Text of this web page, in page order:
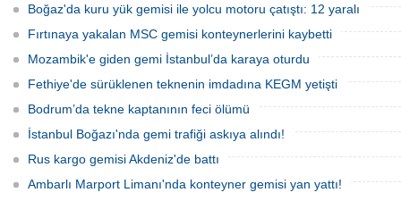
Boğaz'da kuru yük gemisi ile yolcu motoru çatıştı: 12 yaralı
Fırtınaya yakalan MSC gemisi konteynerlerini kaybetti
Mozambik'e giden gemi İstanbul’da karaya oturdu
Fethiye'de sürüklenen teknenin imdadına KEGM yetişti
Bodrum’da tekne kaptanının feci ölümü
İstanbul Boğazı'nda gemi trafiği askıya alındı!
Rus kargo gemisi Akdeniz'de battı
Ambarlı Marport Limanı'nda konteyner gemisi yan yattı!